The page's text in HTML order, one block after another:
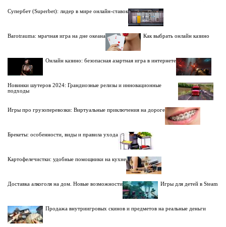
Супербет (Superbet): лидер в мире онлайн-ставок
Barotrauma: мрачная игра на дне океана Как выбрать онлайн казино
Онлайн казино: безопасная азартная игра в интернете
Новинки шутеров 2024: Грандиозные релизы и инновационные
подходы
Игры про грузоперевозки: Виртуальные приключения на дороге
Брекеты: особенности, виды и правила ухода
Картофелечистки: удобные помощники на кухне
Доставка алкоголя на дом. Новые возможности Игры для детей в Steam
Продажа внутриигровых скинов и предметов на реальные деньги